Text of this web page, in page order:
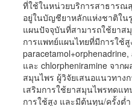
ที่ใช้ในหน่วยบริการสาธารณ
อยู่ในบัญชียาหลักแห่งชาติใน
แผนปัจจุบันที่สามารถใช้ยาส
การแพทย์แผนไทยที่มีการใช้
และ chlorpheniramine จาก
สมุนไพร ผู้วิจัยเสนอแนวทาง
เสริมการใช้ยาสมุนไพรทดแ
การใช้สูง และมีต้นทุน/ครั้งต่